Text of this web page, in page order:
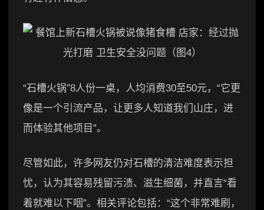
“石槽火锅”8人份一桌，人均消费30至50元，“它更
像是一个引流产品，让更多人知道我们山庄，进
而体验其他项目”。
尽管如此，许多网友仍对石槽的清洁难度表示担
忧，认为其容易残留污渍、滋生细菌，并直言“看
着就难以下咽”。相关评论包括：“这个非常难刷，